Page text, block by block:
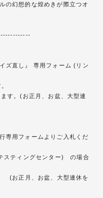
の幻想的な煌めきが際立つオ
ズ直し』 専用フォーム (リン
す。(お正月、お盆、大型連
専用フォームよりご入札くだ
スティングセンター) の場合
(お正月、お盆、大型連休を